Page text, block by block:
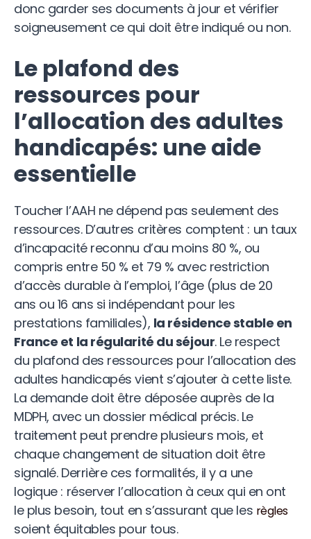
donc garder ses documents à jour et vérifier
soigneusement ce qui doit être indiqué ou non.
Le plafond des
ressources pour
l’allocation des adultes
handicapés: une aide
essentielle
Toucher l’AAH ne dépend pas seulement des
ressources. D’autres critères comptent : un taux
d’incapacité reconnu d’au moins 80 %, ou
compris entre 50 % et 79 % avec restriction
d’accès durable à l’emploi, l’âge (plus de 20
ans ou 16 ans si indépendant pour les
prestations familiales), la résidence stable en
France et la régularité du séjour. Le respect
du plafond des ressources pour l’allocation des
adultes handicapés vient s’ajouter à cette liste.
La demande doit être déposée auprès de la
MDPH, avec un dossier médical précis. Le
traitement peut prendre plusieurs mois, et
chaque changement de situation doit être
signalé. Derrière ces formalités, il y a une
logique : réserver l’allocation à ceux qui en ont
le plus besoin, tout en s’assurant que les règles
soient équitables pour tous.